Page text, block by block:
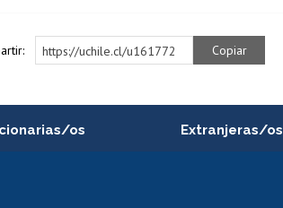
https://uchile.cl/u161772 Copiar
os Extranjeras/os